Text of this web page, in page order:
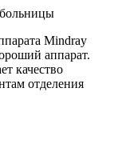
Mindray
аппарат.
качество
отделения